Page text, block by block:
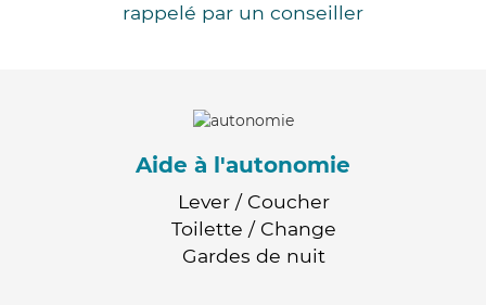
rappelé par un conseiller
Aide à l'autonomie
Lever / Coucher
Toilette / Change
Gardes de nuit